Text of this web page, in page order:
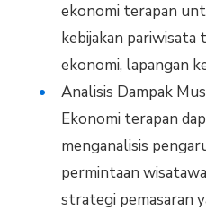
ekonomi terapan
kebijakan
ekonomi, lapangan
Analisis Dampak
Ekonomi terapan
menganalisis
permintaan
strategi pemasaran